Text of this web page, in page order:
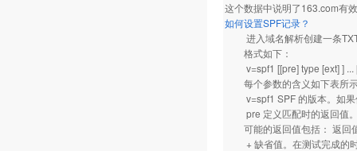
这个数据中说明了163.com有
如何设置SPF记录？
进入域名解析创建一条TXT
格式如下：
v=spf1 [[pre] type [ext] ] ...
每个参数的含义如下表所
v=spf1 SPF 的版本。如果
pre 定义匹配时的返回值
可能的返回值包括： 返回
+ 缺省值。在测试完成的